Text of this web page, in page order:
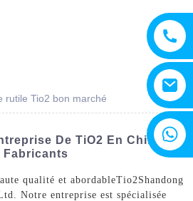
rutile Tio2 bon marché
De TiO2 En Chine :
Fabricants
qualité et abordableTio2 Shandong
Notre entreprise est spécialisée